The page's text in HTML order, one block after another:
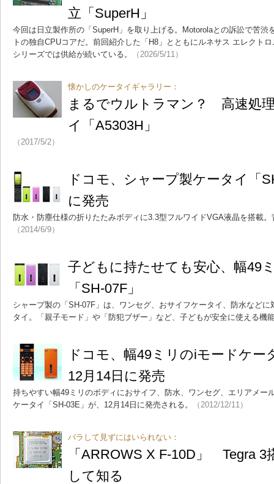
立「SuperH」
今回は日立製作所の「SuperH」を取り上げる。Motorolaとの訴訟で苦渋
トの独自CPUコアだ。前回紹介した「H8」とともにルネサス エレクト
シリーズでは供給が続いている。
（2026/5/11）
懐かしのケータイギャラリー：
まるでウルトラマン？ 高速処
イ「A5303H」
（2017/5/2）
ドコモ、シャープ製ケータイ「
に発売
防水・防塵仕様の折りたたみボディに3.3型フルワイドVGA液晶を搭載
（2014/6/9）
子どもに持たせても安心、幅49
「SH-07F」
シャープ製の「SH-07F」は、ワンセグ、おサイフケータイ、防水など
タイ。「親子モード」や「防犯ブザー」など、子どもが安全に使える機
ドコモ、幅49ミリのiモードケー
12月14日に発売
持ちやすい幅49ミリのボディにおサイフ、防水、ワンセグ、エリアメー
ケータイ「SH-03E」が、12月14日に発売される。
（2012/12/11）
バラして見ずにはいられない：
「ARROWS X F-10D」 Tegra 3
して知る